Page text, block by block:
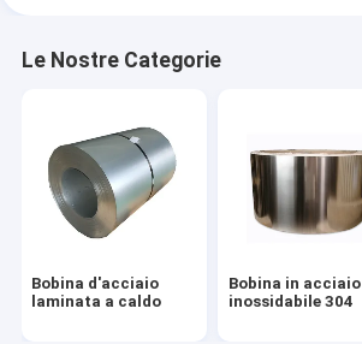
Gli ss hanno saldato il tubo
striscia di acciaio inossidabile
strato di acciaio inossidabile
Piatti di metallo di acciaio inossidabile
Le Nostre Categorie
Bobina d'acciaio
laminata a caldo
Bobina in acciaio
inossidabile 304